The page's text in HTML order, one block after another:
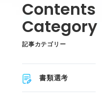
記事カテゴリー
書類選考